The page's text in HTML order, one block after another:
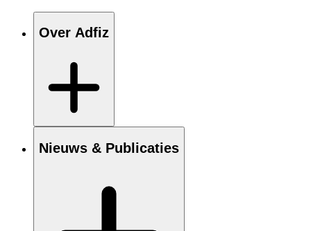
Over Adfiz
Nieuws & Publicaties